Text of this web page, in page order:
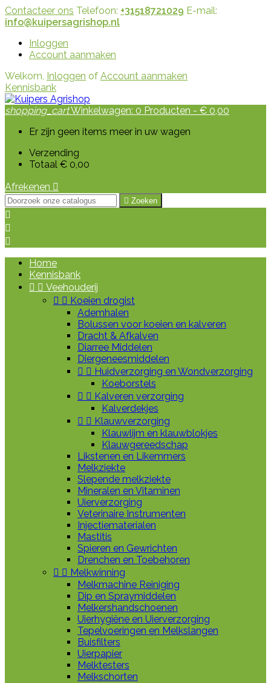
Contacteer ons Telefoon: +31518721029 E-mail:
info@kuipersagrishop.nl
Inloggen
Account aanmaken
Welkom, Inloggen of Account aanmaken
Kennisbank
shopping_cartWinkelwagen: 0 Producten - € 0,00
Er zijn geen items meer in uw wagen
Verzending
Totaal € 0,00
Afrekenen 
 Zoeken



Home
Kennisbank
  Veehouderij
  Koeien drogist
Ademhalen
Bolussen voor koeien en kalveren
Dracht & Afkalven
Diarree Middelen
Diergeneesmiddelen
  Huidverzorging en Wondverzorging
Koeborstels
  Kalveren verzorging
Kalverdekjes
  Klauwverzorging
Klauwlijm en klauwblokjes
Klauwgereedschap
Likstenen en Likemmers
Melkziekte
Slepende melkziekte
Mineralen en Vitaminen
Uierverzorging
Veterinaire Instrumenten
Injectiematerialen
Mastitis
Spieren en Gewrichten
Drenchen en Toebehoren
  Melkwinning
Melkmachine Reiniging
Dip en Spraymiddelen
Melkershandschoenen
Uierhygiëne en Uierverzorging
Tepelvoeringen en Melkslangen
Buisfilters
Uierpapier
Melktesters
Melkschorten